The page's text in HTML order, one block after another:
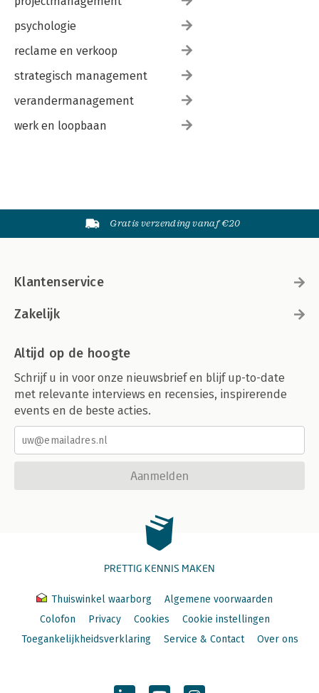
psychologie
reclame en verkoop
strategisch management
verandermanagement
werk en loopbaan
Gratis verzending vanaf €20
Klantenservice
Zakelijk
Altijd op de hoogte
Schrijf u in voor onze nieuwsbrief en blijf up-to-date
met relevante interviews en recensies, inspirerende
events en de beste acties.
Aanmelden
PRETTIG KENNIS MAKEN
Thuiswinkel waarborg
Algemene voorwaarden
Colofon
Privacy Cookies
Cookie instellingen
Toegankelijkheidsverklaring
Service & Contact Over ons